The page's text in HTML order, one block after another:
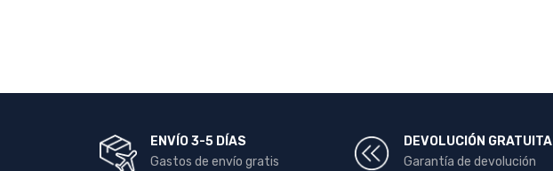
ENVÍO 3-5 DÍAS
Gastos de envío gratis
DEVOLUCIÓN GRATUITA
Garantía de devolución